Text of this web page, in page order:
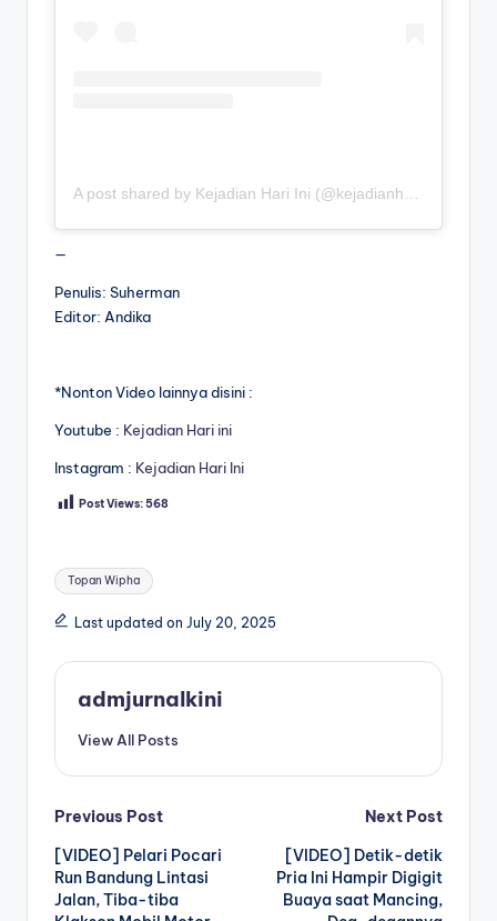
—
Penulis: Suherman
Editor: Andika
*Nonton Video lainnya disini :
Youtube : Kejadian Hari ini
Instagram : Kejadian Hari Ini
Post Views:568
Tags:
Topan Wipha
Last updated on July 20, 2025
admjurnalkini
View All Posts
Post
navigation
Previous Post
[VIDEO] Pelari Pocari
Run Bandung Lintasi
Jalan, Tiba-tiba
Next Post
[VIDEO] Detik-detik
Pria Ini Hampir Digigit
Buaya saat Mancing,